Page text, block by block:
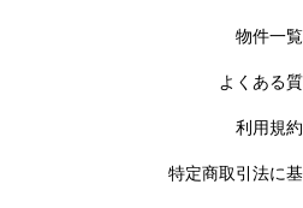
物件一覧
よくある
利用規約
特定商取引法に